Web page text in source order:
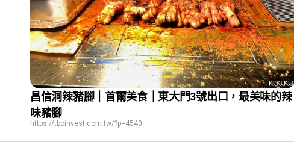
昌信洞辣豬腳｜首爾美食｜東大門3號出口，最美味的辣
味豬腳
https://tbcinvest.com.tw/?p=4540